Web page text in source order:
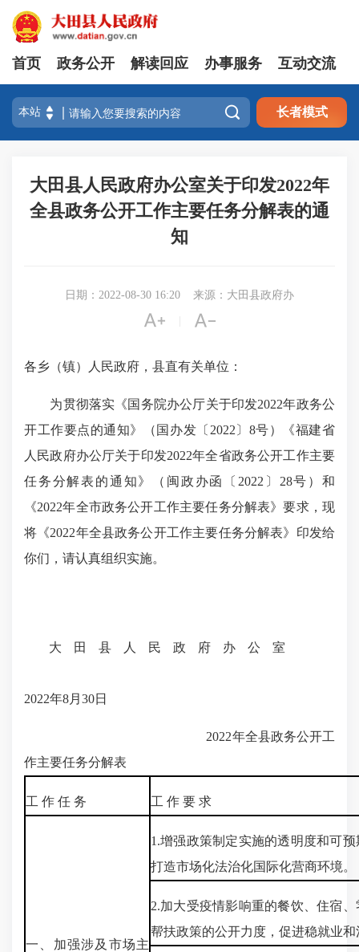
首页 政务公开 解读回应 办事服务 互动交流
 长者模式
大田县人民政府办公室关于印发2022年
全县政务公开工作主要任务分解表的通
知
日期：2022-08-30 16:20 来源：大田县政府办
 
各乡（镇）人民政府，县直有关单位：
为贯彻落实《国务院办公厅关于印发2022年政务公
开工作要点的通知》（国办发〔2022〕8号）《福建省
人民政府办公厅关于印发2022年全省政务公开工作主要
任务分解表的通知》（闽政办函〔2022〕28号）和
《2022年全市政务公开工作主要任务分解表》要求，现
将《2022年全县政务公开工作主要任务分解表》印发给
你们，请认真组织实施。
大田县人民政府办公室
2022年8月30日
2022年全县政务公开工
作主要任务分解表
工 作 任 务 工 作 要 求
一、加强涉及市场主
1.增强政策制定实施的透明度和可
打造市场化法治化国际化营商环境。
2.加大受疫情影响重的餐饮、住宿
帮扶政策的公开力度，促进稳就业